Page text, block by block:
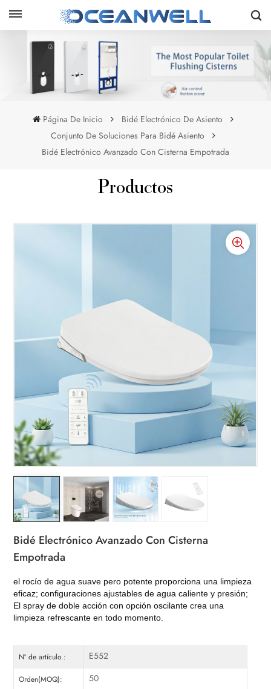
Página De Inicio
Bidé Electrónico De Asiento
Conjunto De Soluciones Para Bidé Asiento
Bidé Electrónico Avanzado Con Cisterna Empotrada
Productos
Bidé Electrónico Avanzado Con Cisterna
Empotrada
el rocío de agua suave pero potente proporciona una limpieza
eficaz; configuraciones ajustables de agua caliente y presión;
El spray de doble acción con opción oscilante crea una
limpieza refrescante en todo momento.
Nº de artículo.: E552
Orden(MOQ): 50